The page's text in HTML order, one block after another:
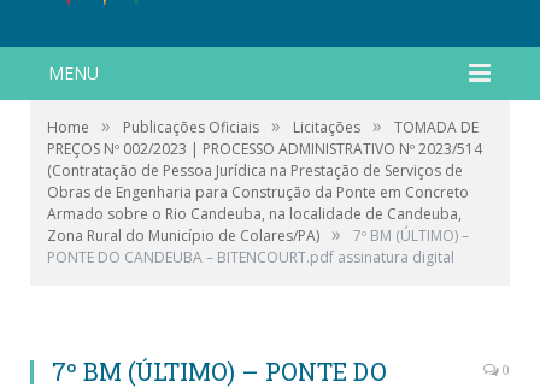
MENU
Home » Publicações Oficiais » Licitações »
TOMADA DE
PREÇOS Nº 002/2023 | PROCESSO ADMINISTRATIVO Nº 2023/514
(Contratação de Pessoa Jurídica na Prestação de Serviços de
Obras de Engenharia para Construção da Ponte em Concreto
Armado sobre o Rio Candeuba, na localidade de Candeuba,
Zona Rural do Município de Colares/PA) »
7º BM (ÚLTIMO) –
PONTE DO CANDEUBA – BITENCOURT.pdf assinatura digital
7º BM (ÚLTIMO) – PONTE DO
0